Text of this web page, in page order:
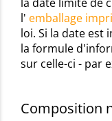
l' emballage
loi. Si la date est
la formule
sur celle-ci - par
Composition